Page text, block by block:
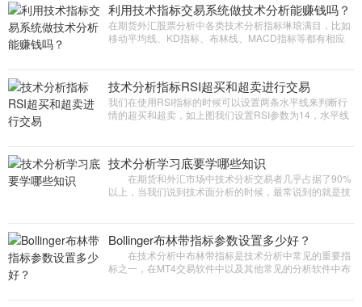
利用技术指标交易系统做技术分析能赚钱吗？
在期货外汇股票分析中各类技术分析指标琳琅满目，比如
移动平均线、KD指标、布林线、MACD指标等都有相应
定盈利呢?
技术分析指标RSI超买和超卖进行交易
我们在使用RSI指标的时候可以设置两条水平线来判断行
情的超买和超卖，如上图我们设置RSI参数为14，水平线
技术分析学习底要学哪些知识
在期货和外汇市场中技术分析交易者几乎占据了90%
以上，当我们说到技术面分析的时候，最常说到的就是技
Bollinger布林带指标参数设置多少好？
在技术分析中布林带指标是技术分析中常见的重要指
标之一，在MT4交易软件中以及其他常见的分析软件中布